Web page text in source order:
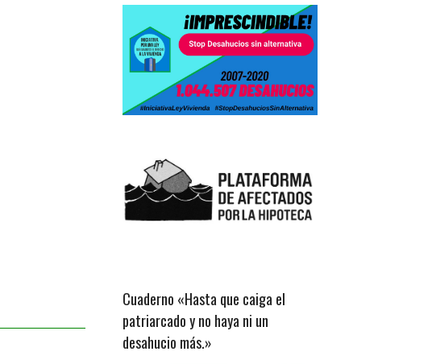
Cuaderno «Hasta que caiga el
patriarcado y no haya ni un
desahucio más.»